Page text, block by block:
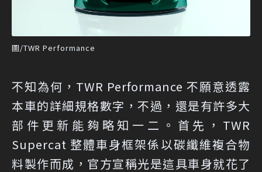
圖/TWR Performance
不知為何，TWR Performance 不願意透露
本車的詳細規格數字，不過，還是有許多大
部件更新能夠略知一二。首先，TWR
Supercat 整體車身框架係以碳纖維複合物
料製作而成，官方宣稱光是這具車身就花了